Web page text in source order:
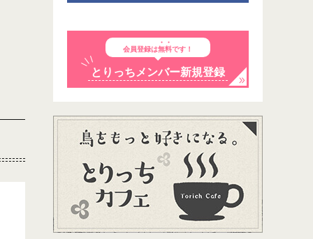
会員登録は無料です！
とりっちメンバー新規登録